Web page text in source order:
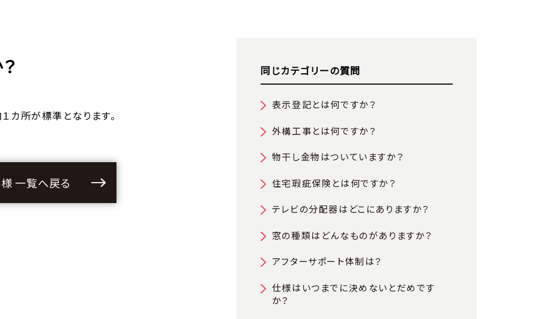
カ所が標準となります。
一覧へ戻る
同じカテゴリーの質問
表示登記とは何ですか？
外構工事とは何ですか？
物干し金物はついていますか？
住宅瑕疵保険とは何ですか？
テレビの分配器はどこにありますか？
窓の種類はどんなものがありますか？
アフターサポート体制は？
仕様はいつまでに決めないとだめです
か？